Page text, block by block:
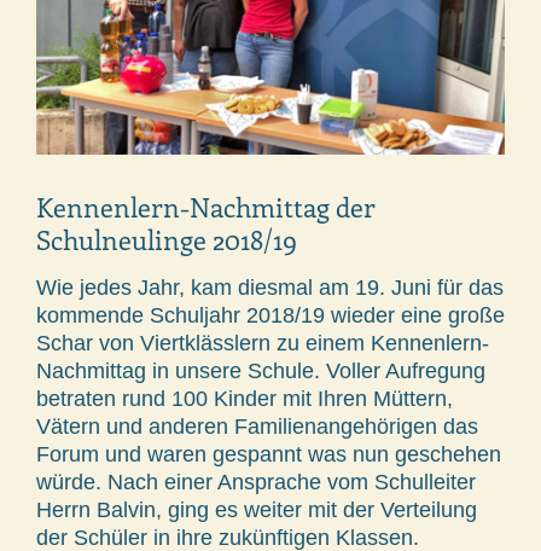
Kennenlern-Nachmittag der
Schulneulinge 2018/19
Wie jedes Jahr, kam diesmal am 19. Juni für das
kommende Schuljahr 2018/19 wieder eine große
Schar von Viertklässlern zu einem Kennenlern-
Nachmittag in unsere Schule. Voller Aufregung
betraten rund 100 Kinder mit Ihren Müttern,
Vätern und anderen Familienangehörigen das
Forum und waren gespannt was nun geschehen
würde. Nach einer Ansprache vom Schulleiter
Herrn Balvin, ging es weiter mit der Verteilung
der Schüler in ihre zukünftigen Klassen.